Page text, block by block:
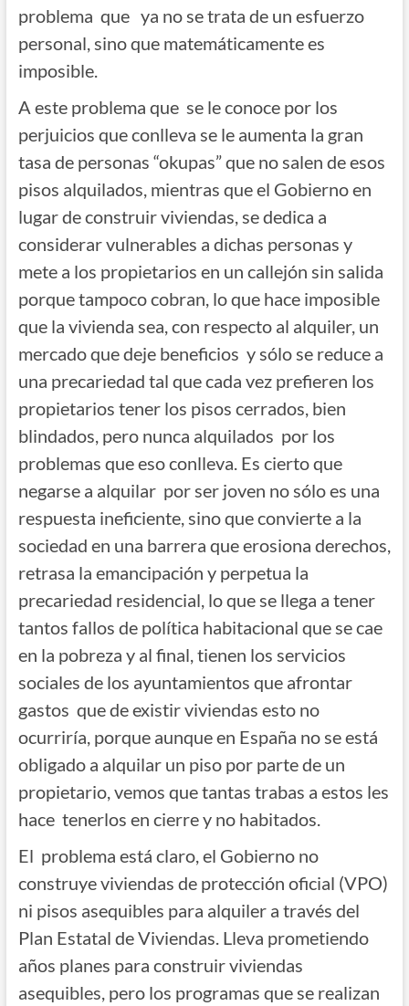
problema que ya no se trata de un esfuerzo
personal, sino que matemáticamente es
imposible.
A este problema que se le conoce por los
perjuicios que conlleva se le aumenta la gran
tasa de personas “okupas” que no salen de esos
pisos alquilados, mientras que el Gobierno en
lugar de construir viviendas, se dedica a
considerar vulnerables a dichas personas y
mete a los propietarios en un callejón sin salida
porque tampoco cobran, lo que hace imposible
que la vivienda sea, con respecto al alquiler, un
mercado que deje beneficios y sólo se reduce a
una precariedad tal que cada vez prefieren los
propietarios tener los pisos cerrados, bien
blindados, pero nunca alquilados por los
problemas que eso conlleva. Es cierto que
negarse a alquilar por ser joven no sólo es una
respuesta ineficiente, sino que convierte a la
sociedad en una barrera que erosiona derechos,
retrasa la emancipación y perpetua la
precariedad residencial, lo que se llega a tener
tantos fallos de política habitacional que se cae
en la pobreza y al final, tienen los servicios
sociales de los ayuntamientos que afrontar
gastos que de existir viviendas esto no
ocurriría, porque aunque en España no se está
obligado a alquilar un piso por parte de un
propietario, vemos que tantas trabas a estos les
hace tenerlos en cierre y no habitados.
El problema está claro, el Gobierno no
construye viviendas de protección oficial (VPO)
ni pisos asequibles para alquiler a través del
Plan Estatal de Viviendas. Lleva prometiendo
años planes para construir viviendas
asequibles, pero los programas que se realizan